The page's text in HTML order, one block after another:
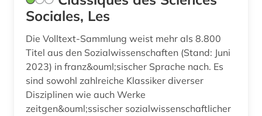
wissenschaftsgeschichte (1)
wissenschaftskunde, informations-, buch- und
bibliothekswesen, handschriftenkunde (1)
Sociales, Les
Die Volltext-Sammlung weist mehr als 8.800
Titel aus den Sozialwissenschaften (Stand: Juni
2023) in franz&ouml;sischer Sprache nach. Es
sind sowohl zahlreiche Klassiker diverser
Disziplinen wie auch Werke
zeitgen&ouml;ssischer sozialwissenschaftlicher